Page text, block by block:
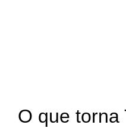
O que torna